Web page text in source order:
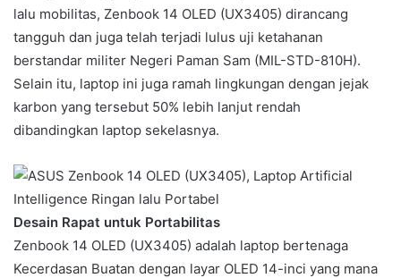
lalu mobilitas, Zenbook 14 OLED (UX3405) dirancang
tangguh dan juga telah terjadi lulus uji ketahanan
berstandar militer Negeri Paman Sam (MIL-STD-810H).
Selain itu, laptop ini juga ramah lingkungan dengan jejak
karbon yang tersebut 50% lebih lanjut rendah
dibandingkan laptop sekelasnya.
Desain Rapat untuk Portabilitas
Zenbook 14 OLED (UX3405) adalah laptop bertenaga
Kecerdasan Buatan dengan layar OLED 14-inci yang mana